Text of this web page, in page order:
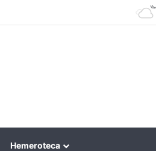
Hemeroteca